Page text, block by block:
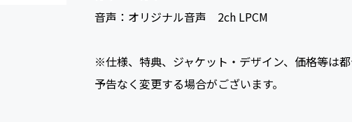
音声： オリジナル音声 2ch LPCM
※仕様、特典、ジャケット・デザイン、価格等は
予告なく変更する場合がございます。